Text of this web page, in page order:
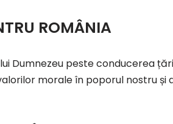
ROMÂNIA
Dumnezeu peste conducerea
morale în poporul nostru și